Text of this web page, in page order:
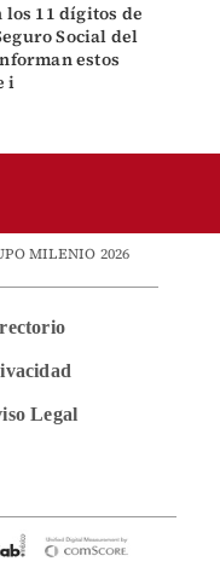
los 11 dígitos de
Social del
estos
i
MILENIO 2026
Legal